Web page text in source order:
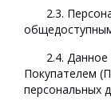
2.3.
2.4. Данное
Покупателем
персональных